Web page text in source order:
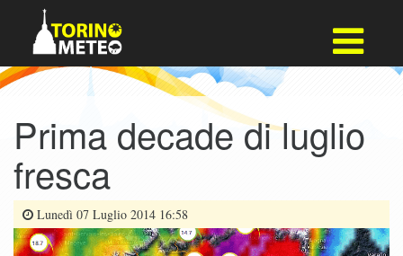
Prima decade di luglio
fresca
Lunedì 07 Luglio 2014 16:58